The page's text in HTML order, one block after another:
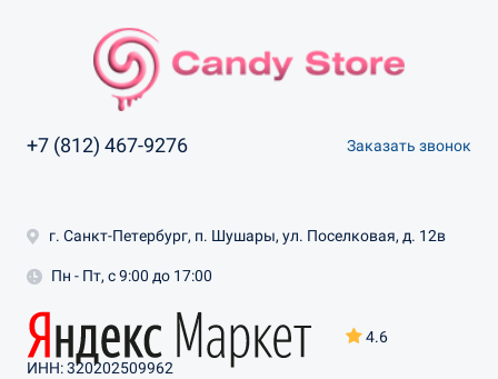
+7 (812) 467-9276 Заказать звонок
4.6
г. Санкт-Петербург, п. Шушары, ул. Поселковая, д. 12в
Пн - Пт, с 9:00 до 17:00
ИНН: 320202509962